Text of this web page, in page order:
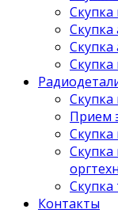
Скупка
Скупка
Скупка
Прием
Скупка
Скупка
Контакты